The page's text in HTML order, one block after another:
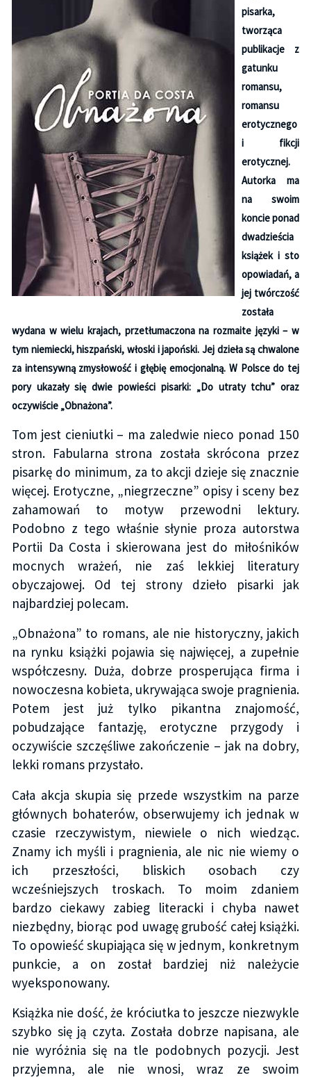
pisarka,
tworząca
publikacje z
gatunku
romansu,
romansu
erotycznego
i fikcji
erotycznej.
Autorka ma
na swoim
koncie ponad
dwadzieścia
książek i sto
opowiadań, a
jej twórczość
została
wydana w wielu krajach, przetłumaczona na rozmaite języki – w
tym niemiecki, hiszpański, włoski i japoński. Jej dzieła są chwalone
za intensywną zmysłowość i głębię emocjonalną. W Polsce do tej
pory ukazały się dwie powieści pisarki: „Do utraty tchu” oraz
oczywiście „Obnażona”.
Tom jest cieniutki – ma zaledwie nieco ponad 150
stron. Fabularna strona została skrócona przez
pisarkę do minimum, za to akcji dzieje się znacznie
więcej. Erotyczne, „niegrzeczne” opisy i sceny bez
zahamowań to motyw przewodni lektury.
Podobno z tego właśnie słynie proza autorstwa
Portii Da Costa i skierowana jest do miłośników
mocnych wrażeń, nie zaś lekkiej literatury
obyczajowej. Od tej strony dzieło pisarki jak
najbardziej polecam.
„Obnażona” to romans, ale nie historyczny, jakich
na rynku książki pojawia się najwięcej, a zupełnie
współczesny. Duża, dobrze prosperująca firma i
nowoczesna kobieta, ukrywająca swoje pragnienia.
Potem jest już tylko pikantna znajomość,
pobudzające fantazję, erotyczne przygody i
oczywiście szczęśliwe zakończenie – jak na dobry,
lekki romans przystało.
Cała akcja skupia się przede wszystkim na parze
głównych bohaterów, obserwujemy ich jednak w
czasie rzeczywistym, niewiele o nich wiedząc.
Znamy ich myśli i pragnienia, ale nic nie wiemy o
ich przeszłości, bliskich osobach czy
wcześniejszych troskach. To moim zdaniem
bardzo ciekawy zabieg literacki i chyba nawet
niezbędny, biorąc pod uwagę grubość całej książki.
To opowieść skupiająca się w jednym, konkretnym
punkcie, a on został bardziej niż należycie
wyeksponowany.
Książka nie dość, że króciutka to jeszcze niezwykle
szybko się ją czyta. Została dobrze napisana, ale
nie wyróżnia się na tle podobnych pozycji. Jest
przyjemna, ale nie wnosi, wraz ze swoim